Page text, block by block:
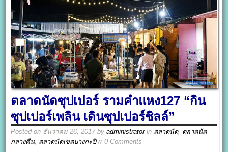
ตลาดนัดซุปเปอร์ รามคำแหง127 “กิน
ซุปเปอร์เพลิน เดินซุปเปอร์ชิลล์”
Posted on ธันวาคม 26, 2017byadministratorin ตลาดนัด, ตลาดนัด
กลางคืน, ตลาดนัดเขตบางกะปิ// 0 Comments